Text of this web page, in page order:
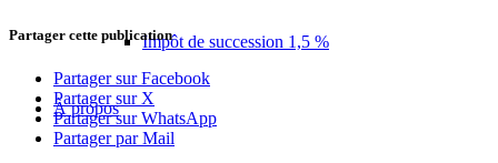
Impôt de succession 1,5 %
À propos
Partager cette publication
Partager sur Facebook
Partager sur X
Partager sur WhatsApp
Partager par Mail